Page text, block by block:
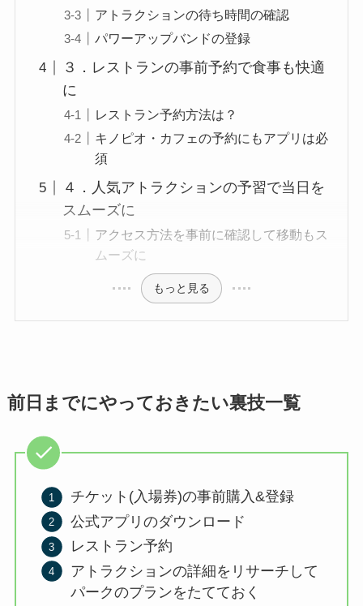
アトラクションの待ち時間の確認
パワーアップバンドの登録
３．レストランの事前予約で食事も快適
に
レストラン予約方法は？
キノピオ・カフェの予約にもアプリは必
須
４．人気アトラクションの予習で当日を
スムーズに
アクセス方法を事前に確認して移動もス
ムーズに
もっと見る
前日までにやっておきたい裏技一覧
チケット(入場券)の事前購入&登録
公式アプリのダウンロード
レストラン予約
アトラクションの詳細をリサーチして
パークのプランをたてておく